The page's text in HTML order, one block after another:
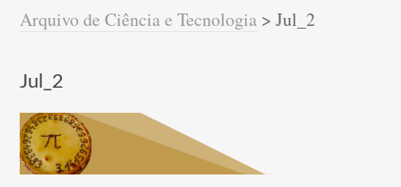
Arquivo de Ciência e Tecnologia >Jul_2
Jul_2